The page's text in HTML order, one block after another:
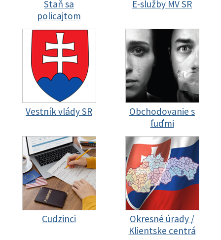
Staň sa
policajtom
E-služby MV SR
Vestník vlády SR
Obchodovanie s
ľuďmi
Cudzinci
Okresné úrady /
Klientske centrá